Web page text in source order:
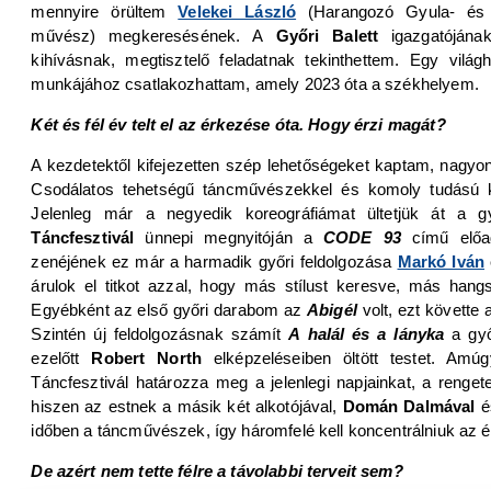
mennyire örültemVelekei László (Harangozó Gyula-
művész) megkeresésének. A Győri Balett
kihívásnak, megtisztelő feladatnak tekinthettem. Egy
munkájához csatlakozhattam, amely 2023 óta a székhelyem.
Két és fél év telt el az érkezése óta. Hogy érzi magát?
A kezdetektől kifejezetten szép lehetőségeket kaptam,
Csodálatos tehetségű táncművészekkel és komoly tudású
Jelenleg már a negyedik koreográfiámat ültetjük át a
Táncfesztivál ünnepi megnyitóján a CODE 93 című
zenéjének ez már a harmadik győri feldolgozása Markó Iván
árulok el titkot azzal, hogy más stílust keresve, más
Egyébként az első győri darabom az Abigél volt, ezt követte
Szintén új feldolgozásnak számítA halál és a lányka a
ezelőtt Robert North elképzeléseiben öltött testet.
Táncfesztivál határozza meg a jelenlegi napjainkat, a
hiszen az estnek a másik két alkotójával, Domán Dalmával
időben a táncművészek, így háromfelé kell koncentrálniuk az
De azért nem tette félre a távolabbi terveit sem?